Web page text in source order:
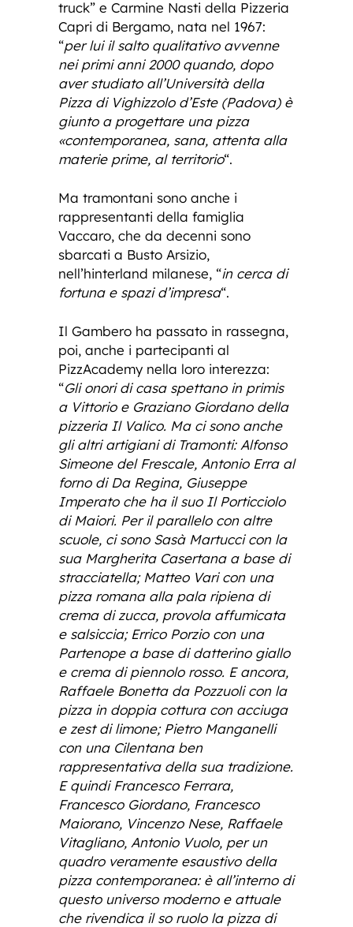
truck” e Carmine Nasti della Pizzeria
Capri di Bergamo, nata nel 1967:
“per lui il salto qualitativo avvenne
nei primi anni 2000 quando, dopo
aver studiato all’Università della
Pizza di Vighizzolo d’Este (Padova) è
giunto a progettare una pizza
«contemporanea, sana, attenta alla
materie prime, al territorio“.
Ma tramontani sono anche i
rappresentanti della famiglia
Vaccaro, che da decenni sono
sbarcati a Busto Arsizio,
nell’hinterland milanese, “in cerca di
fortuna e spazi d’impresa“.
Il Gambero ha passato in rassegna,
poi, anche i partecipanti al
PizzAcademy nella loro interezza:
“Gli onori di casa spettano in primis
a Vittorio e Graziano Giordano della
pizzeria Il Valico. Ma ci sono anche
gli altri artigiani di Tramonti: Alfonso
Simeone del Frescale, Antonio Erra al
forno di Da Regina, Giuseppe
Imperato che ha il suo Il Porticciolo
di Maiori. Per il parallelo con altre
scuole, ci sono Sasà Martucci con la
sua Margherita Casertana a base di
stracciatella; Matteo Vari con una
pizza romana alla pala ripiena di
crema di zucca, provola affumicata
e salsiccia; Errico Porzio con una
Partenope a base di datterino giallo
e crema di piennolo rosso. E ancora,
Raffaele Bonetta da Pozzuoli con la
pizza in doppia cottura con acciuga
e zest di limone; Pietro Manganelli
con una Cilentana ben
rappresentativa della sua tradizione.
E quindi Francesco Ferrara,
Francesco Giordano, Francesco
Maiorano, Vincenzo Nese, Raffaele
Vitagliano, Antonio Vuolo, per un
quadro veramente esaustivo della
pizza contemporanea: è all’interno di
questo universo moderno e attuale
che rivendica il so ruolo la pizza di